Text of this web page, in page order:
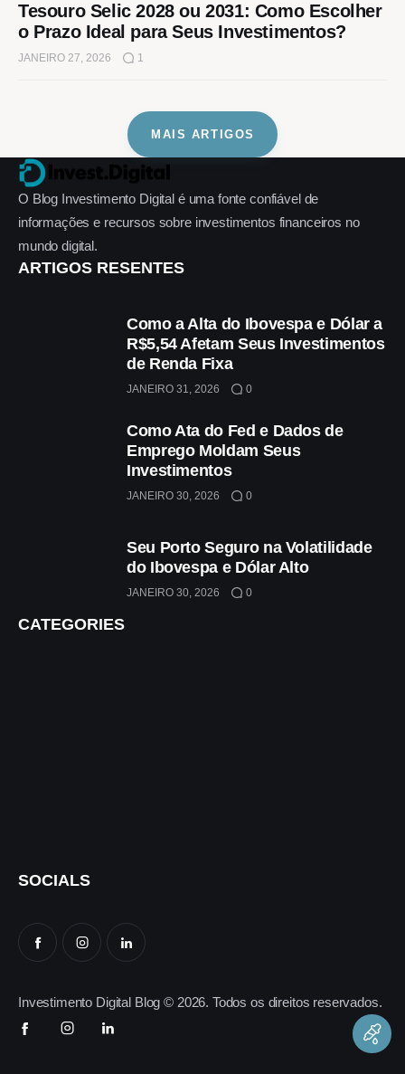
Tesouro Selic 2028 ou 2031: Como Escolher
o Prazo Ideal para Seus Investimentos?
JANEIRO 27, 2026 1
MAIS ARTIGOS
O Blog Investimento Digital é uma fonte confiável de
informações e recursos sobre investimentos financeiros no
mundo digital.
ARTIGOS RESENTES
Como a Alta do Ibovespa e Dólar a
R$5,54 Afetam Seus Investimentos
de Renda Fixa
JANEIRO 31, 2026 0
Como Ata do Fed e Dados de
Emprego Moldam Seus
Investimentos
JANEIRO 30, 2026 0
Seu Porto Seguro na Volatilidade
do Ibovespa e Dólar Alto
JANEIRO 30, 2026 0
CATEGORIES
SOCIALS
Investimento Digital Blog © 2026. Todos os direitos reservados.